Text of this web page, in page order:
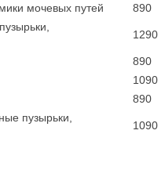
мочевых путей
890
1290
890
1090
890
пузырьки,
1090